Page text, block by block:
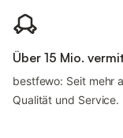
Über 15 Mio.
bestfewo: Seit mehr
Qualität und Service.